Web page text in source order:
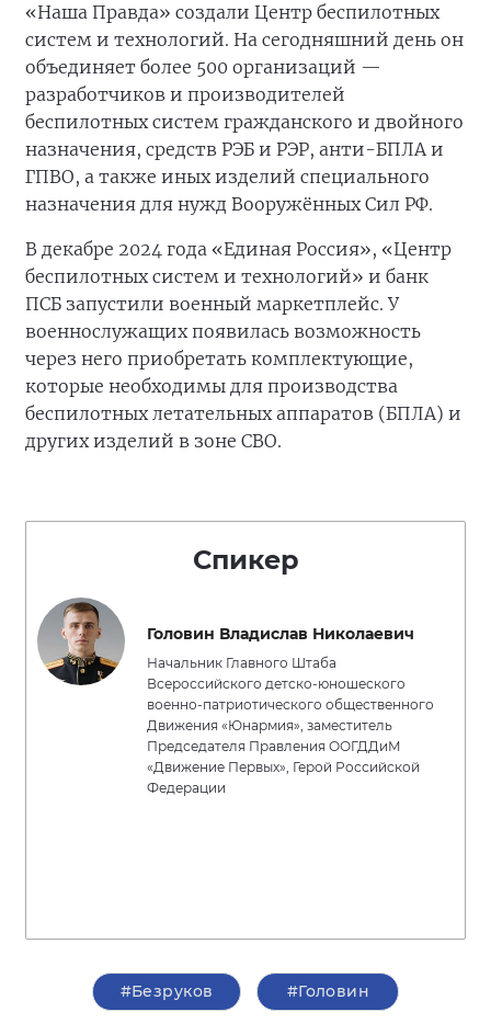
«Наша Правда» создали Центр беспилотных
систем и технологий. На сегодняшний день он
объединяет более 500 организаций —
разработчиков и производителей
беспилотных систем гражданского и двойного
назначения, средств РЭБ и РЭР, анти-БПЛА и
ГПВО, а также иных изделий специального
назначения для нужд Вооружённых Сил РФ.
В декабре 2024 года «Единая Россия», «Центр
беспилотных систем и технологий» и банк
ПСБ запустили военный маркетплейс. У
военнослужащих появилась возможность
через него приобретать комплектующие,
которые необходимы для производства
беспилотных летательных аппаратов (БПЛА) и
других изделий в зоне СВО.
Спикер
Головин Владислав Николаевич
Начальник Главного Штаба
Всероссийского детско-юношеского
военно-патриотического общественного
Движения «Юнармия», заместитель
Председателя Правления ООГДДиМ
«Движение Первых», Герой Российской
Федерации
#Безруков #Головин